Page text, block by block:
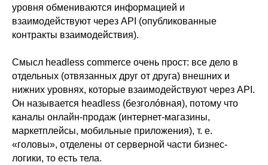
уровня обмениваются информацией и
взаимодействуют через API (опубликованные
контракты взаимодействия).
Смысл headless commerce очень прост: все дело в
отдельных (отвязанных друг от друга) внешних и
нижних уровнях, которые взаимодействуют через API.
Он называется headless (безголóвная), потому что
каналы онлайн-продаж (интернет-магазины,
маркетплейсы, мобильные приложения), т. е.
«головы», отделены от серверной части бизнес-
логики, то есть тела.